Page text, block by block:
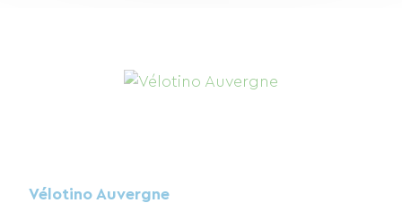
Vélotino Auvergne